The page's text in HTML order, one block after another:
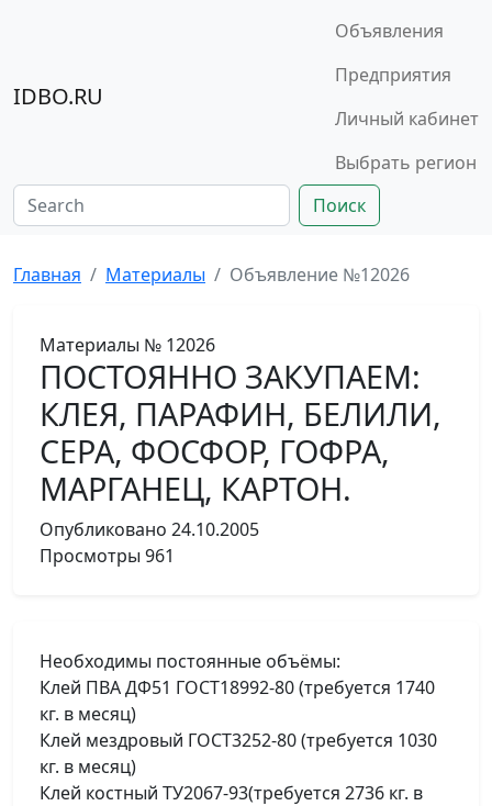
IDBO.RU
Объявления
Предприятия
Личный кабинет
Выбрать регион
Поиск
Главная Материалы Объявление №12026
Материалы № 12026
ПОСТОЯННО ЗАКУПАЕМ:
КЛЕЯ, ПАРАФИН, БЕЛИЛИ,
СЕРА, ФОСФОР, ГОФРА,
МАРГАНЕЦ, КАРТОН.
Опубликовано 24.10.2005
Просмотры 961
Необходимы постоянные объёмы:
Клей ПВА ДФ51 ГОСТ18992-80 (требуется 1740
кг. в месяц)
Клей мездровый ГОСТ3252-80 (требуется 1030
кг. в месяц)
Клей костный ТУ2067-93(требуется 2736 кг. в